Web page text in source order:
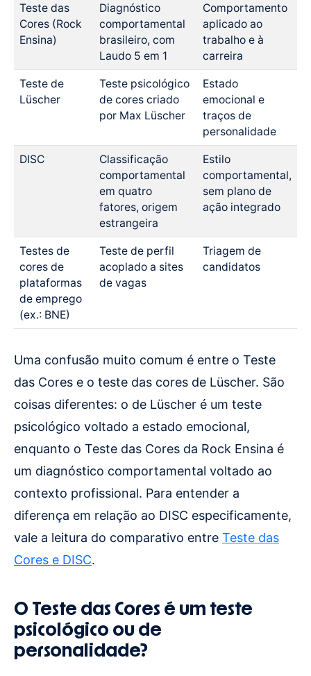
Teste das
Cores (Rock
Ensina)
Diagnóstico
comportamental
brasileiro, com
Laudo 5 em 1
Comportamento
aplicado ao
trabalho e à
carreira
Teste de
Lüscher
Teste psicológico
de cores criado
por Max Lüscher
Estado
emocional e
traços de
personalidade
DISC
Classificação
comportamental
em quatro
fatores, origem
estrangeira
Estilo
comportamental,
sem plano de
ação integrado
Testes de
cores de
plataformas
de emprego
(ex.: BNE)
Teste de perfil
acoplado a sites
de vagas
Triagem de
candidatos
Uma confusão muito comum é entre o Teste
das Cores e o teste das cores de Lüscher. São
coisas diferentes: o de Lüscher é um teste
psicológico voltado a estado emocional,
enquanto o Teste das Cores da Rock Ensina é
um diagnóstico comportamental voltado ao
contexto profissional. Para entender a
diferença em relação ao DISC especificamente,
vale a leitura do comparativo entre Teste das
Cores e DISC.
O Teste das Cores é um teste
psicológico ou de
personalidade?